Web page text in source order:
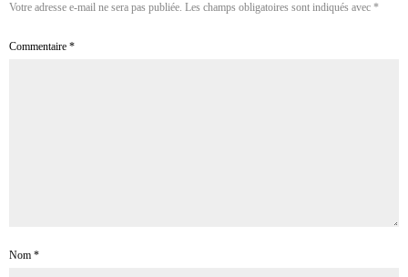
Votre adresse e-mail ne sera pas publiée. Les champs obligatoires sont indiqués avec *
Commentaire *
Nom *